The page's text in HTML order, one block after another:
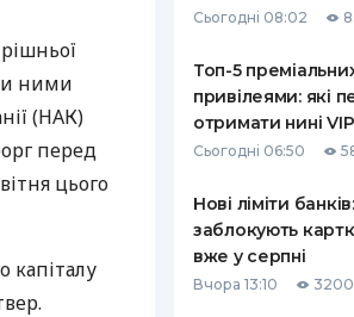
ОГЛЯД
ПО
ВСІ СТРАХОВІ ПОЛІСИ
СТРАХОВІ КОМПАНІЇ
ВІДГУКИ ПРО
КОМПАНІЇ
ними
(НАК)
перед
цього
капіталу
Сьогодні 08:02
Топ-5
привілеями: які
отримати нині
Сьогодні 06:50
Нові ліміти
заблокують
вже у серпні
Вчора 13:10 3200